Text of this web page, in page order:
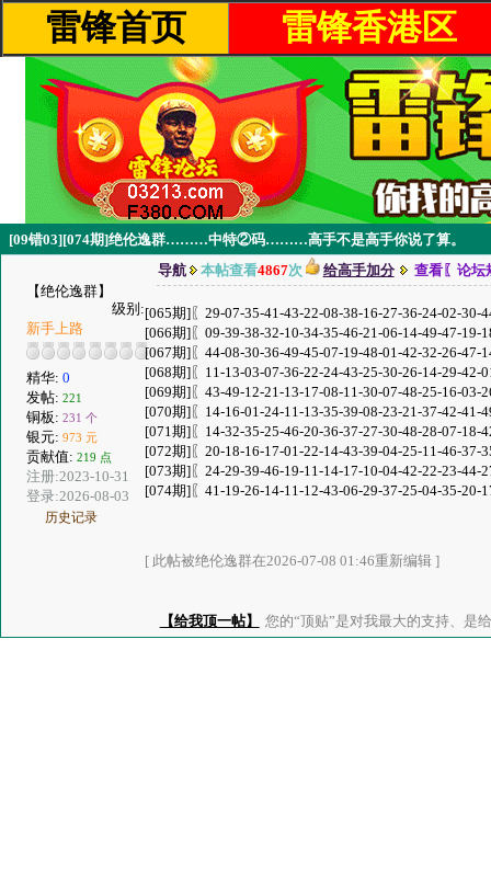
雷锋首页 雷锋香港区
[09错03][074期]绝伦逸群………中特②码………高手不是高手你说了算。
【绝伦逸群】
级别:
新手上路
精华: 0
发帖: 221
铜板: 231 个
银元: 973 元
贡献值: 219 点
注册:2023-10-31
登录:2026-08-03
历史记录
导航 本帖查看4867次 给高手加分 查看〖论坛
[065期]〖29-07-35-41-43-22-08-38-16-27-36-24-02-30-
[066期]〖09-39-38-32-10-34-35-46-21-06-14-49-47-19-
[067期]〖44-08-30-36-49-45-07-19-48-01-42-32-26-47-
[068期]〖11-13-03-07-36-22-24-43-25-30-26-14-29-42-
[069期]〖43-49-12-21-13-17-08-11-30-07-48-25-16-03-
[070期]〖14-16-01-24-11-13-35-39-08-23-21-37-42-41-
[071期]〖14-32-35-25-46-20-36-37-27-30-48-28-07-18-
[072期]〖20-18-16-17-01-22-14-43-39-04-25-11-46-37-
[073期]〖24-29-39-46-19-11-14-17-10-04-42-22-23-44-
[074期]〖41-19-26-14-11-12-43-06-29-37-25-04-35-20-
[ 此帖被绝伦逸群在2026-07-08 01:46重新编辑 ]
【给我顶一帖】 您的“顶贴”是对我最大的支持、是